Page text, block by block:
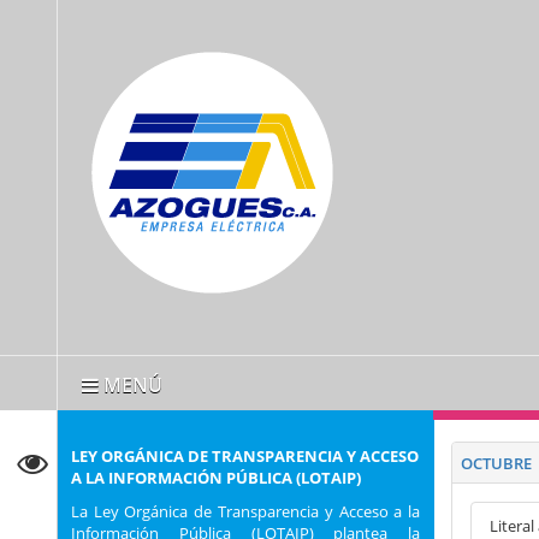
MENÚ
LEY ORGÁNICA DE TRANSPARENCIA Y ACCESO
A LA INFORMACIÓN PÚBLICA (LOTAIP)
La Ley Orgánica de Transparencia y Acceso a la
Información Pública (LOTAIP) plantea la
OCTUBRE
Literal